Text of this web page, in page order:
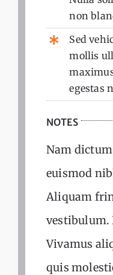
non
Sed
mollis
egestas
NOTES
Nam
euismod
Aliquam
vestibulum.
Vivamus
quis